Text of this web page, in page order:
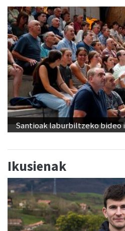
Santioak laburbiltzeko bideo
Ikusienak